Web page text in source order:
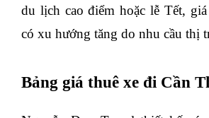
du lịch cao điểm hoặc lễ Tết,
có xu hướng tăng do nhu cầu thị
Bảng giá thuê xe đi Cần